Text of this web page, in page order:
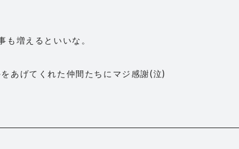
増えるといいな。
あげてくれた仲間たちにマジ感謝(泣)